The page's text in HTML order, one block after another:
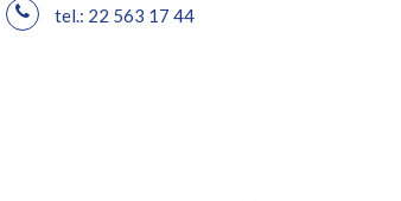
tel.: 22 563 17 44